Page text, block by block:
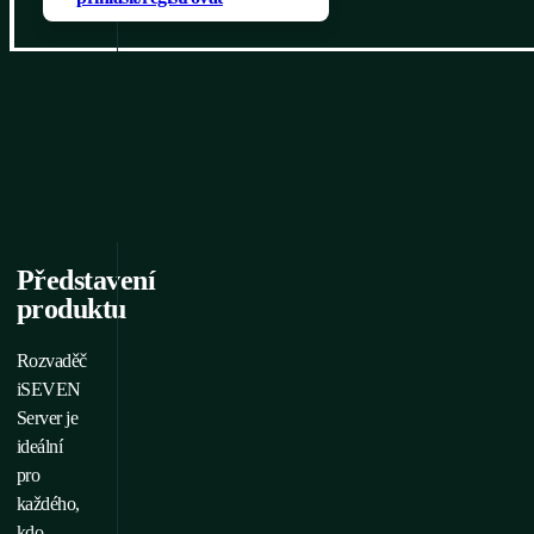
Představení
produktu
Rozvaděč
iSEVEN
Server je
ideální
pro
každého,